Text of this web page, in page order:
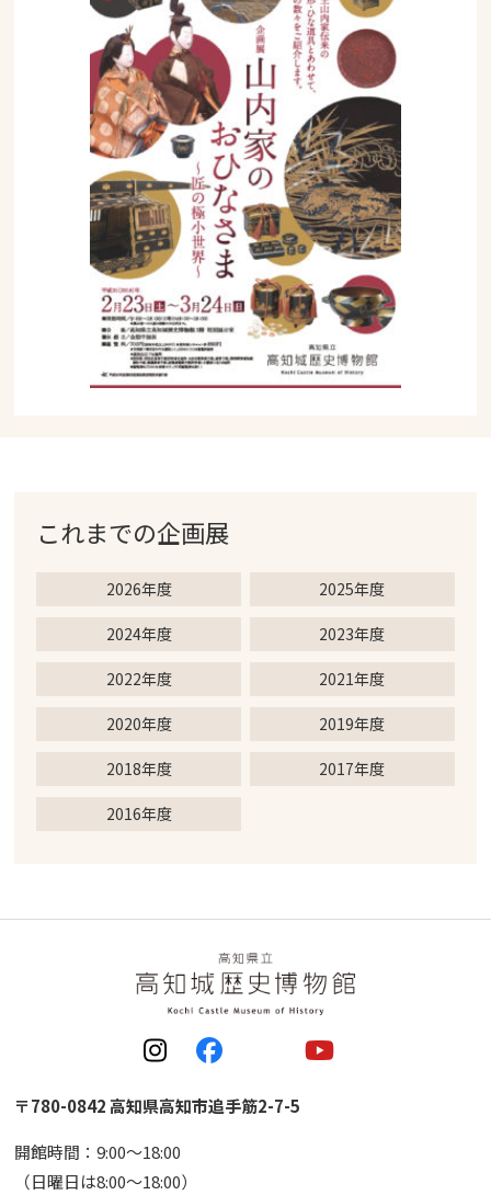
これまでの企画展
2026年度 2025年度
2024年度 2023年度
2022年度 2021年度
2020年度 2019年度
2018年度 2017年度
2016年度
〒780-0842 高知県高知市追手筋2-7-5
開館時間：9:00〜18:00
（日曜日は8:00〜18:00）